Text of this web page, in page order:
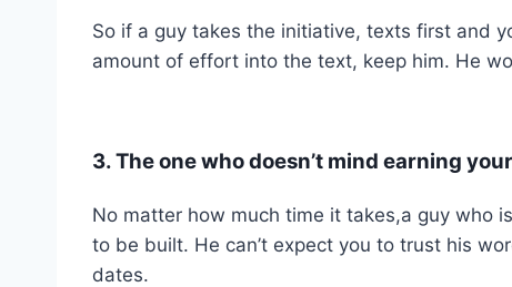
So if a guy takes the initiative, texts first and
amount of effort into the text, keep him. He
3. The one who doesn’t mind earning
No matter how much time it takes,a guy who
to be built. He can’t expect you to trust his
dates.